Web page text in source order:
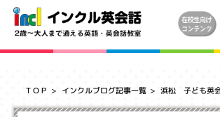
ＴＯＰ インクルブログ記事一覧 浜松 子ども英